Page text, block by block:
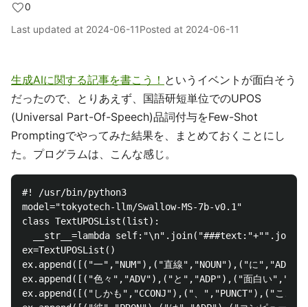
0
Last updated at 2024-06-11Posted at 2024-06-11
生成AIに関する記事を書こう！ というイベントが面白そう
だったので、とりあえず、国語研短単位でのUPOS
(Universal Part-Of-Speech)品詞付与をFew-Shot
Promptingでやってみた結果を、まとめておくことにし
た。プログラムは、こんな感じ。
#! /usr/bin/python3
model="tokyotech-llm/Swallow-MS-7b-v0.1"
class TextUPOSList(list):
__str__=lambda
ex=TextUPOSList()
ex.append([("一","NUM"),("直線","NOUN"),("に
ex.append([("色々","ADV"),("と","ADP"),("面白い
ex.append([("しかも","CCONJ"),("、","PUNCT"),("こ